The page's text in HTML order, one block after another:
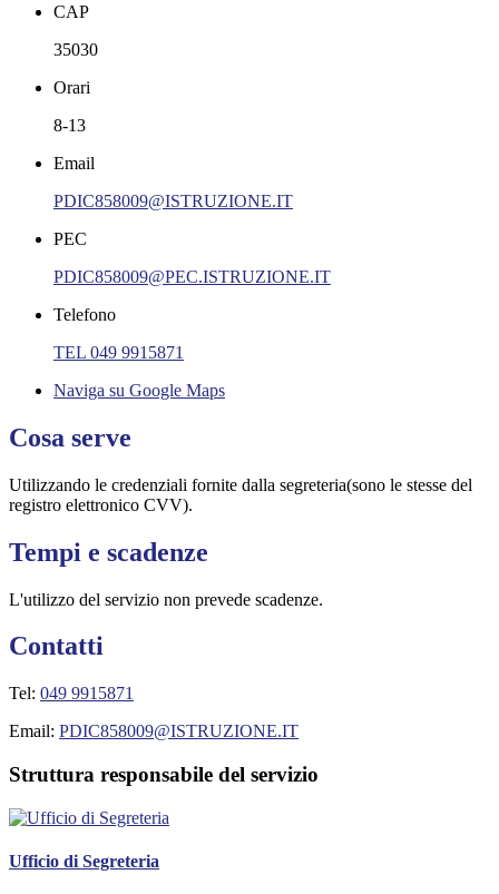
CAP
35030
Orari
8-13
Email
PDIC858009@ISTRUZIONE.IT
PEC
PDIC858009@PEC.ISTRUZIONE.IT
Telefono
TEL 049 9915871
Naviga su Google Maps
Cosa serve
Utilizzando le credenziali fornite dalla segreteria(sono le stesse del
registro elettronico CVV).
Tempi e scadenze
L'utilizzo del servizio non prevede scadenze.
Contatti
Tel: 049 9915871
Email: PDIC858009@ISTRUZIONE.IT
Struttura responsabile del servizio
Ufficio di Segreteria